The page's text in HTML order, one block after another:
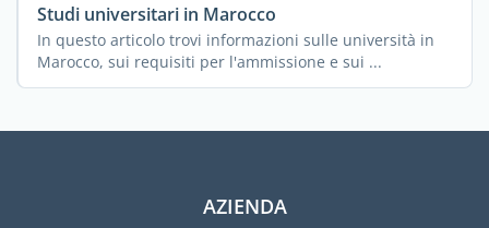
Studi universitari in Marocco
In questo articolo trovi informazioni sulle università in
Marocco, sui requisiti per l'ammissione e sui ...
AZIENDA